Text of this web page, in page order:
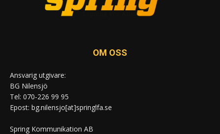
OM OSS
Ansvarig utgivare:
BG Nilensjö
Tel: 070-226 99 95
Epost: bg.nilensjo[at]springlfa.se
Spring Kommunikation AB